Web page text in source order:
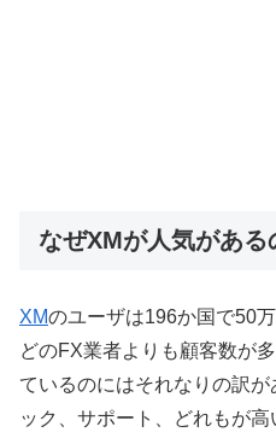
なぜXMが人気がある
XMのユーザは196か国で50
どのFX業者よりも顧客数が
ているのにはそれなりの訳
ック、サポート、どれもが